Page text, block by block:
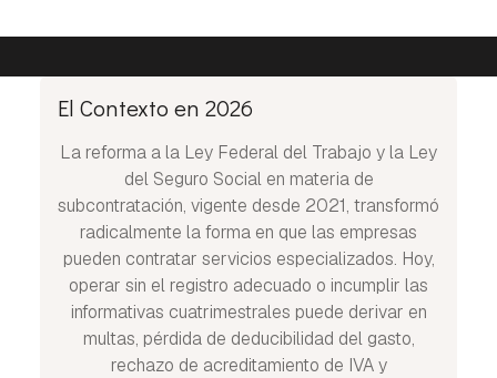
El Contexto en 2026
La reforma a la Ley Federal del Trabajo y la Ley
del Seguro Social en materia de
subcontratación, vigente desde 2021, transformó
radicalmente la forma en que las empresas
pueden contratar servicios especializados. Hoy,
operar sin el registro adecuado o incumplir las
informativas cuatrimestrales puede derivar en
multas, pérdida de deducibilidad del gasto,
rechazo de acreditamiento de IVA y